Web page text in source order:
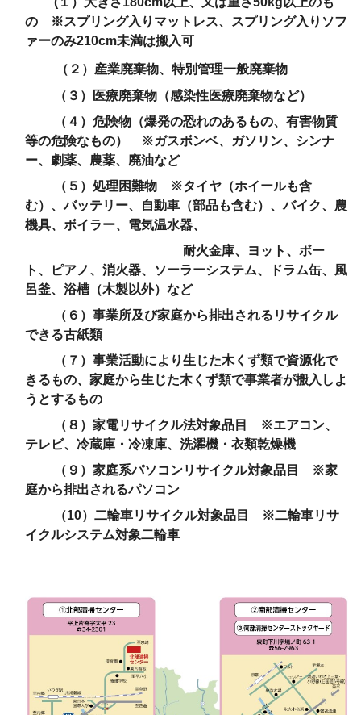
の ※スプリング入りマットレス、スプリング入りソフ
ァーのみ210cm未満は搬入可
（２）産業廃棄物、特別管理一般廃棄物
（３）医療廃棄物（感染性医療廃棄物など）
（４）危険物（爆発の恐れのあるもの、有害物質
等の危険なもの） ※ガスボンベ、ガソリン、シンナ
ー、劇薬、農薬、廃油など
（５）処理困難物 ※タイヤ（ホイールも含
む）、バッテリー、自動車（部品も含む）、バイク、農
機具、ボイラー、電気温水器、
耐火金庫、ヨット、ボー
ト、ピアノ、消火器、ソーラーシステム、ドラム缶、風
呂釜、浴槽（木製以外）など
（６）事業所及び家庭から排出されるリサイクル
できる古紙類
（７）事業活動により生じた木くず類で資源化で
きるもの、家庭から生じた木くず類で事業者が搬入しよ
うとするもの
（８）家電リサイクル法対象品目 ※エアコン、
テレビ、冷蔵庫・冷凍庫、洗濯機・衣類乾燥機
（９）家庭系パソコンリサイクル対象品目 ※家
庭から排出されるパソコン
（10）二輪車リサイクル対象品目 ※二輪車リサ
イクルシステム対象二輪車